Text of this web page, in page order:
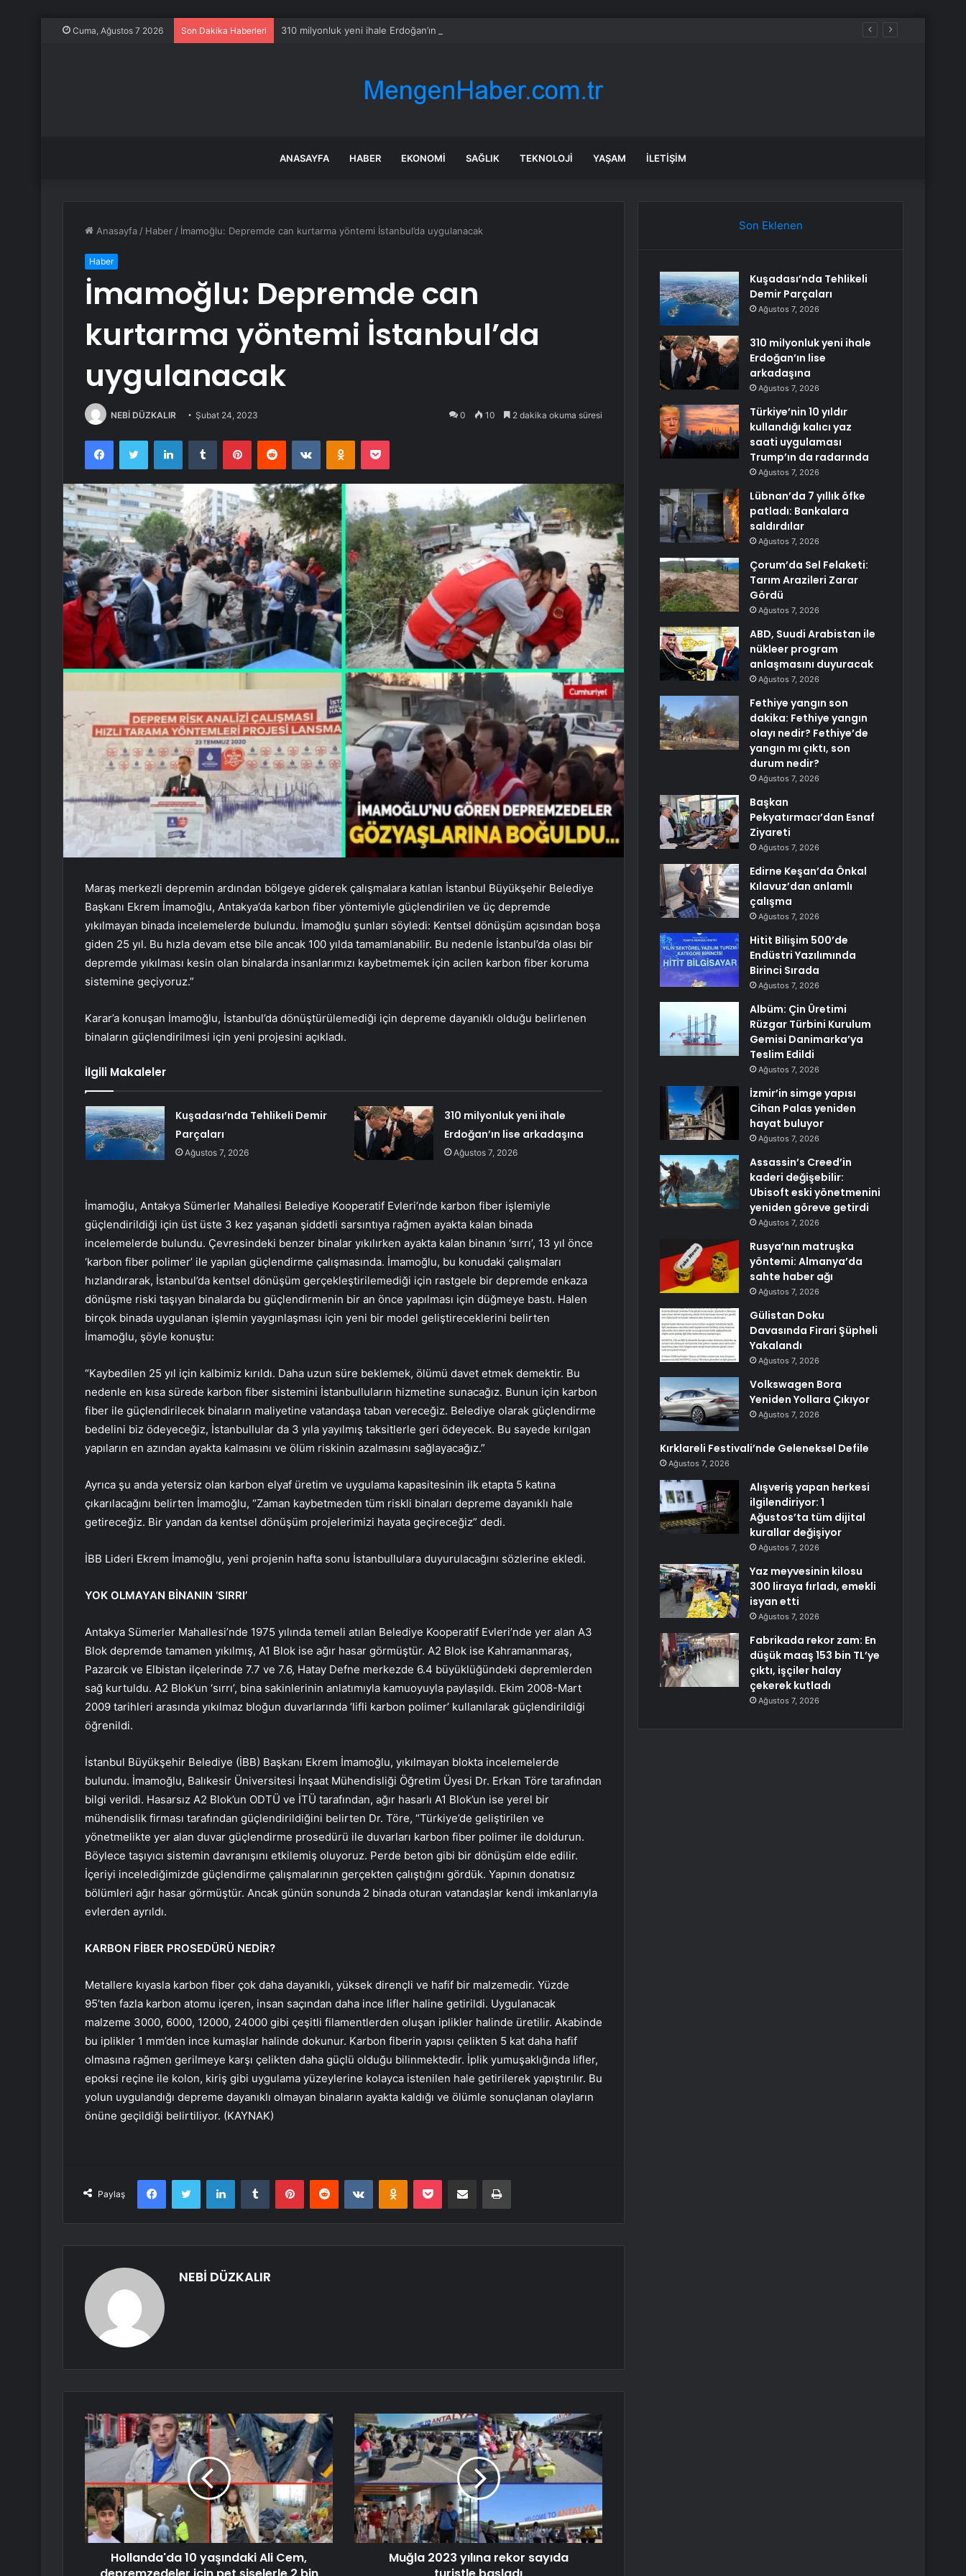
Cuma, Ağustos 7 2026 Son Dakika Haberleri 310 milyonluk yeni ihale Erdoğan’ın lise arkadaşına
ANASAYFA HABER EKONOMI SAĞLIK TEKNOLOJI YAŞAM İLETIŞIM
Anasayfa / Haber / İmamoğlu: Depremde can kurtarma yöntemi İstanbul’da uygulanacak
Haber
İmamoğlu: Depremde can
kurtarma yöntemi İstanbul’da
uygulanacak
NEBİ DÜZKALIR Şubat 24, 2023 0 10 2 dakika okuma süresi
FacebookTwitter LinkedInTumblr PinterestReddit VKontakteOdnoklassniki
Pocket
Maraş merkezli depremin ardından bölgeye giderek çalışmalara katılan İstanbul Büyükşehir Belediye
Başkanı Ekrem İmamoğlu, Antakya’da karbon fiber yöntemiyle güçlendirilen ve üç depremde
yıkılmayan binada incelemelerde bulundu. İmamoğlu şunları söyledi: Kentsel dönüşüm açısından boşa
giden 25 yıl. Bu hızla devam etse bile ancak 100 yılda tamamlanabilir. Bu nedenle İstanbul’da olası bir
depremde yıkılması kesin olan binalarda insanlarımızı kaybetmemek için acilen karbon fiber koruma
sistemine geçiyoruz.”
Karar’a konuşan İmamoğlu, İstanbul’da dönüştürülemediği için depreme dayanıklı olduğu belirlenen
binaların güçlendirilmesi için yeni projesini açıkladı.
İlgili Makaleler
Kuşadası’nda Tehlikeli Demir
Parçaları
Ağustos 7, 2026
310 milyonluk yeni ihale
Erdoğan’ın lise arkadaşına
Ağustos 7, 2026
İmamoğlu, Antakya Sümerler Mahallesi Belediye Kooperatif Evleri’nde karbon fiber işlemiyle
güçlendirildiği için üst üste 3 kez yaşanan şiddetli sarsıntıya rağmen ayakta kalan binada
incelemelerde bulundu. Çevresindeki benzer binalar yıkılırken ayakta kalan binanın ‘sırrı’, 13 yıl önce
‘karbon fiber polimer’ ile yapılan güçlendirme çalışmasında. İmamoğlu, bu konudaki çalışmaları
hızlandırarak, İstanbul’da kentsel dönüşüm gerçekleştirilemediği için rastgele bir depremde enkaza
dönüşme riski taşıyan binalarda bu güçlendirmenin bir an önce yapılması için düğmeye bastı. Halen
birçok binada uygulanan işlemin yaygınlaşması için yeni bir model geliştireceklerini belirten
İmamoğlu, şöyle konuştu:
“Kaybedilen 25 yıl için kalbimiz kırıldı. Daha uzun süre beklemek, ölümü davet etmek demektir. Bu
nedenle en kısa sürede karbon fiber sistemini İstanbulluların hizmetine sunacağız. Bunun için karbon
fiber ile güçlendirilecek binaların maliyetine vatandaşa taban vereceğiz. Belediye olarak güçlendirme
bedelini biz ödeyeceğiz, İstanbullular da 3 yıla yayılmış taksitlerle geri ödeyecek. Bu sayede kırılgan
yapıların en azından ayakta kalmasını ve ölüm riskinin azalmasını sağlayacağız.”
Ayrıca şu anda yetersiz olan karbon elyaf üretim ve uygulama kapasitesinin ilk etapta 5 katına
çıkarılacağını belirten İmamoğlu, “Zaman kaybetmeden tüm riskli binaları depreme dayanıklı hale
getireceğiz. Bir yandan da kentsel dönüşüm projelerimizi hayata geçireceğiz” dedi.
İBB Lideri Ekrem İmamoğlu, yeni projenin hafta sonu İstanbullulara duyurulacağını sözlerine ekledi.
YOK OLMAYAN BİNANIN ‘SIRRI’
Antakya Sümerler Mahallesi’nde 1975 yılında temeli atılan Belediye Kooperatif Evleri’nde yer alan A3
Blok depremde tamamen yıkılmış, A1 Blok ise ağır hasar görmüştür. A2 Blok ise Kahramanmaraş,
Pazarcık ve Elbistan ilçelerinde 7.7 ve 7.6, Hatay Defne merkezde 6.4 büyüklüğündeki depremlerden
sağ kurtuldu. A2 Blok’un ‘sırrı’, bina sakinlerinin anlatımıyla kamuoyuyla paylaşıldı. Ekim 2008-Mart
2009 tarihleri ​​arasında yıkılmaz bloğun duvarlarında ‘lifli karbon polimer’ kullanılarak güçlendirildiği
öğrenildi.
İstanbul Büyükşehir Belediye (İBB) Başkanı Ekrem İmamoğlu, yıkılmayan blokta incelemelerde
bulundu. İmamoğlu, Balıkesir Üniversitesi İnşaat Mühendisliği Öğretim Üyesi Dr. Erkan Töre tarafından
bilgi verildi. Hasarsız A2 Blok’un ODTÜ ve İTÜ tarafından, ağır hasarlı A1 Blok’un ise yerel bir
mühendislik firması tarafından güçlendirildiğini belirten Dr. Töre, “Türkiye’de geliştirilen ve
yönetmelikte yer alan duvar güçlendirme prosedürü ile duvarları karbon fiber polimer ile doldurun.
Böylece taşıyıcı sistemin davranışını etkilemiş oluyoruz. Perde beton gibi bir dönüşüm elde edilir.
İçeriyi incelediğimizde güçlendirme çalışmalarının gerçekten çalıştığını gördük. Yapının donatısız
bölümleri ağır hasar görmüştür. Ancak günün sonunda 2 binada oturan vatandaşlar kendi imkanlarıyla
evlerden ayrıldı.
KARBON FİBER PROSEDÜRÜ NEDİR?
Metallere kıyasla karbon fiber çok daha dayanıklı, yüksek dirençli ve hafif bir malzemedir. Yüzde
95’ten fazla karbon atomu içeren, insan saçından daha ince lifler haline getirildi. Uygulanacak
malzeme 3000, 6000, 12000, 24000 gibi çeşitli filamentlerden oluşan iplikler halinde üretilir. Akabinde
bu iplikler 1 mm’den ince kumaşlar halinde dokunur. Karbon fiberin yapısı çelikten 5 kat daha hafif
olmasına rağmen gerilmeye karşı çelikten daha güçlü olduğu bilinmektedir. İplik yumuşaklığında lifler,
epoksi reçine ile kolon, kiriş gibi uygulama yüzeylerine kolayca istenilen hale getirilerek yapıştırılır. Bu
yolun uygulandığı depreme dayanıklı olmayan binaların ayakta kaldığı ve ölümle sonuçlanan olayların
önüne geçildiği belirtiliyor. (KAYNAK)
Paylaş
FacebookTwitter LinkedInTumblr PinterestReddit VKontakteOdnoklassniki
Pocket E-Posta ile paylaş Yazdır
NEBİ DÜZKALIR
Hollanda'da 10 yaşındaki Ali Cem,
Muğla 2023 yılına rekor sayıda
Son Eklenen
Kuşadası’nda Tehlikeli
Demir Parçaları
Ağustos 7, 2026
310 milyonluk yeni ihale
Erdoğan’ın lise
arkadaşına
Ağustos 7, 2026
Türkiye’nin 10 yıldır
kullandığı kalıcı yaz
saati uygulaması
Trump’ın da radarında
Ağustos 7, 2026
Lübnan’da 7 yıllık öfke
patladı: Bankalara
saldırdılar
Ağustos 7, 2026
Çorum’da Sel Felaketi:
Tarım Arazileri Zarar
Gördü
Ağustos 7, 2026
ABD, Suudi Arabistan ile
nükleer program
anlaşmasını duyuracak
Ağustos 7, 2026
Fethiye yangın son
dakika: Fethiye yangın
olayı nedir? Fethiye’de
yangın mı çıktı, son
durum nedir?
Ağustos 7, 2026
Başkan
Pekyatırmacı’dan Esnaf
Ziyareti
Ağustos 7, 2026
Edirne Keşan’da Önkal
Kılavuz’dan anlamlı
çalışma
Ağustos 7, 2026
Hitit Bilişim 500’de
Endüstri Yazılımında
Birinci Sırada
Ağustos 7, 2026
Albüm: Çin Üretimi
Rüzgar Türbini Kurulum
Gemisi Danimarka’ya
Teslim Edildi
Ağustos 7, 2026
İzmir’in simge yapısı
Cihan Palas yeniden
hayat buluyor
Ağustos 7, 2026
Assassin’s Creed’in
kaderi değişebilir:
Ubisoft eski yönetmenini
yeniden göreve getirdi
Ağustos 7, 2026
Rusya’nın matruşka
yöntemi: Almanya’da
sahte haber ağı
Ağustos 7, 2026
Gülistan Doku
Davasında Firari Şüpheli
Yakalandı
Ağustos 7, 2026
Volkswagen Bora
Yeniden Yollara Çıkıyor
Ağustos 7, 2026
Kırklareli Festivali’nde Geleneksel Defile
Ağustos 7, 2026
Alışveriş yapan herkesi
ilgilendiriyor: 1
Ağustos’ta tüm dijital
kurallar değişiyor
Ağustos 7, 2026
Yaz meyvesinin kilosu
300 liraya fırladı, emekli
isyan etti
Ağustos 7, 2026
Fabrikada rekor zam: En
düşük maaş 153 bin TL’ye
çıktı, işçiler halay
çekerek kutladı
Ağustos 7, 2026